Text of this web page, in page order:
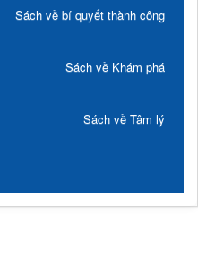
Sách về bí quyết thành công
Sách về Khám phá
Sách về Tâm lý